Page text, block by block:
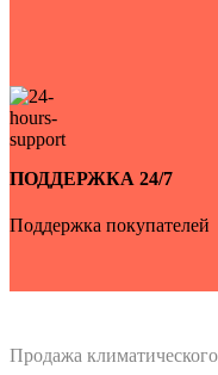
ПОДДЕРЖКА 24/7
Поддержка покупателей
Продажа